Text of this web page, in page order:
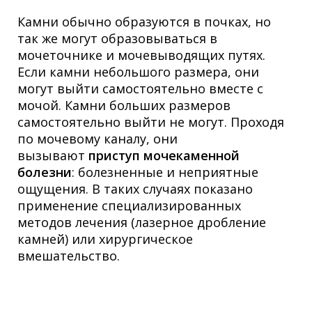
Камни обычно образуются в почках, но
так же могут образовываться в
мочеточнике и мочевыводящих путях.
Если камни небольшого размера, они
могут выйти самостоятельно вместе с
мочой. Камни больших размеров
самостоятельно выйти не могут. Проходя
по мочевому каналу, они
вызывают приступ мочекаменной
болезни: болезненные и неприятные
ощущения. В таких случаях показано
применение специализированных
методов лечения (лазерное дробление
камней) или хирургическое
вмешательство.